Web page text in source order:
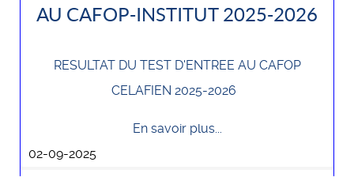
AU CAFOP-INSTITUT 2025-2026
RESULTAT DU TEST D'ENTREE AU CAFOP
CELAFIEN 2025-2026
En savoir plus...
02-09-2025